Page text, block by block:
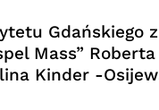
Gdańskiego
Mass”
Kinder -